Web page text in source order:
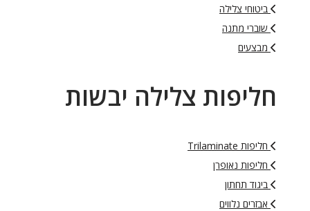
ביטוחי צלילה
שוברי מתנה
מבצעים
חליפות צלילה יבשות
חליפות Trilaminate
חליפות נאופרן
ביגוד תחתון
אבזרים נלווים